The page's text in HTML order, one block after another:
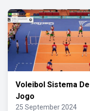
Voleibol Sistema De
Jogo
25 September 2024